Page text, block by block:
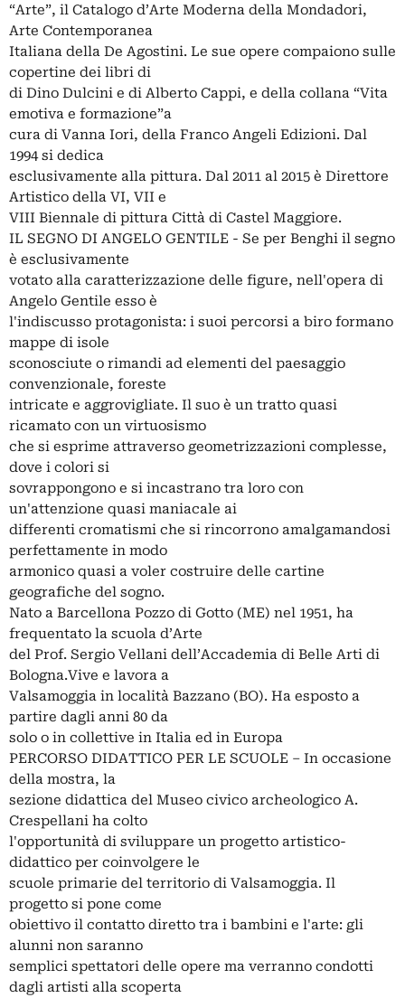
“Arte”, il Catalogo d’Arte Moderna della Mondadori,
Arte Contemporanea
Italiana della De Agostini. Le sue opere compaiono sulle
copertine dei libri di
di Dino Dulcini e di Alberto Cappi, e della collana “Vita
emotiva e formazione”a
cura di Vanna Iori, della Franco Angeli Edizioni. Dal
1994 si dedica
esclusivamente alla pittura. Dal 2011 al 2015 è Direttore
Artistico della VI, VII e
VIII Biennale di pittura Città di Castel Maggiore.
IL SEGNO DI ANGELO GENTILE - Se per Benghi il segno
è esclusivamente
votato alla caratterizzazione delle figure, nell'opera di
Angelo Gentile esso è
l'indiscusso protagonista: i suoi percorsi a biro formano
mappe di isole
sconosciute o rimandi ad elementi del paesaggio
convenzionale, foreste
intricate e aggrovigliate. Il suo è un tratto quasi
ricamato con un virtuosismo
che si esprime attraverso geometrizzazioni complesse,
dove i colori si
sovrappongono e si incastrano tra loro con
un'attenzione quasi maniacale ai
differenti cromatismi che si rincorrono amalgamandosi
perfettamente in modo
armonico quasi a voler costruire delle cartine
geografiche del sogno.
Nato a Barcellona Pozzo di Gotto (ME) nel 1951, ha
frequentato la scuola d’Arte
del Prof. Sergio Vellani dell’Accademia di Belle Arti di
Bologna.Vive e lavora a
Valsamoggia in località Bazzano (BO). Ha esposto a
partire dagli anni 80 da
solo o in collettive in Italia ed in Europa
PERCORSO DIDATTICO PER LE SCUOLE – In occasione
della mostra, la
sezione didattica del Museo civico archeologico A.
Crespellani ha colto
l'opportunità di sviluppare un progetto artistico-
didattico per coinvolgere le
scuole primarie del territorio di Valsamoggia. Il
progetto si pone come
obiettivo il contatto diretto tra i bambini e l'arte: gli
alunni non saranno
semplici spettatori delle opere ma verranno condotti
dagli artisti alla scoperta